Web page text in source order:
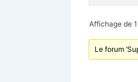
Affichage de
Le forum